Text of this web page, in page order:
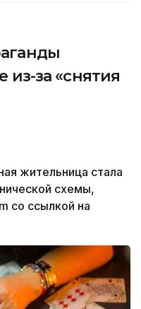
из-за «снятия
жительница стала
схемы,
со ссылкой на